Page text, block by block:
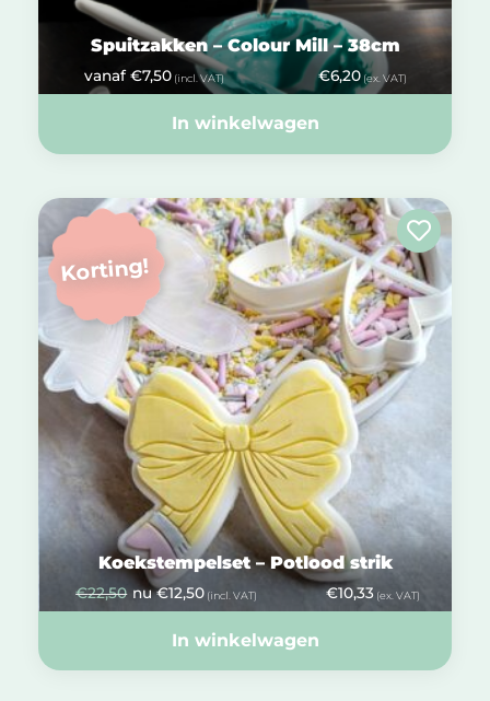
Spuitzakken – Colour Mill – 38cm
vanaf €7,50 (incl. VAT) €6,20 (ex. VAT)
In winkelwagen
Korting!
Koekstempelset – Potlood strik
€22,50 nu €12,50 (incl. VAT) €10,33(ex. VAT)
In winkelwagen